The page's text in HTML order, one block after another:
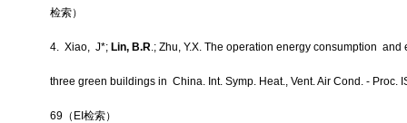
检索）
4. Xiao, J*; Lin, B.R.; Zhu, Y.X. The operation energy consumption
three green buildings in China. Int. Symp. Heat., Vent. Air Cond. - Proc.
69 （ EI 检索）